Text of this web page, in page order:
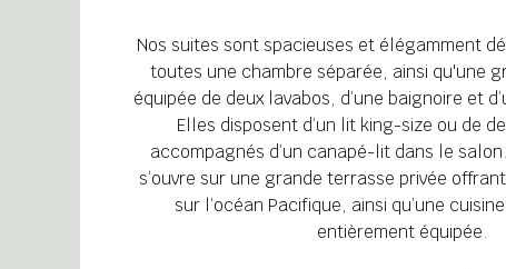
Nos suites sont spacieuses et élégamment
toutes une chambre séparée, ainsi qu'une
équipée de deux lavabos, d’une baignoire et
Elles disposent d’un lit king-size ou de
accompagnés d’un canapé-lit dans le
s’ouvre sur une grande terrasse privée
sur l’océan Pacifique, ainsi qu’une
entièrement équipée.